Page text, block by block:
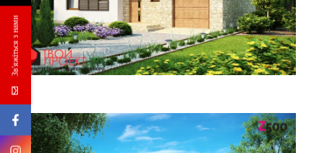
Зв'яжіться з нами